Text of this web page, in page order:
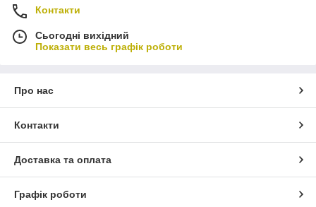
Контакти
Сьогодні вихідний
Показати весь графік роботи
Про нас
Контакти
Доставка та оплата
Графік роботи